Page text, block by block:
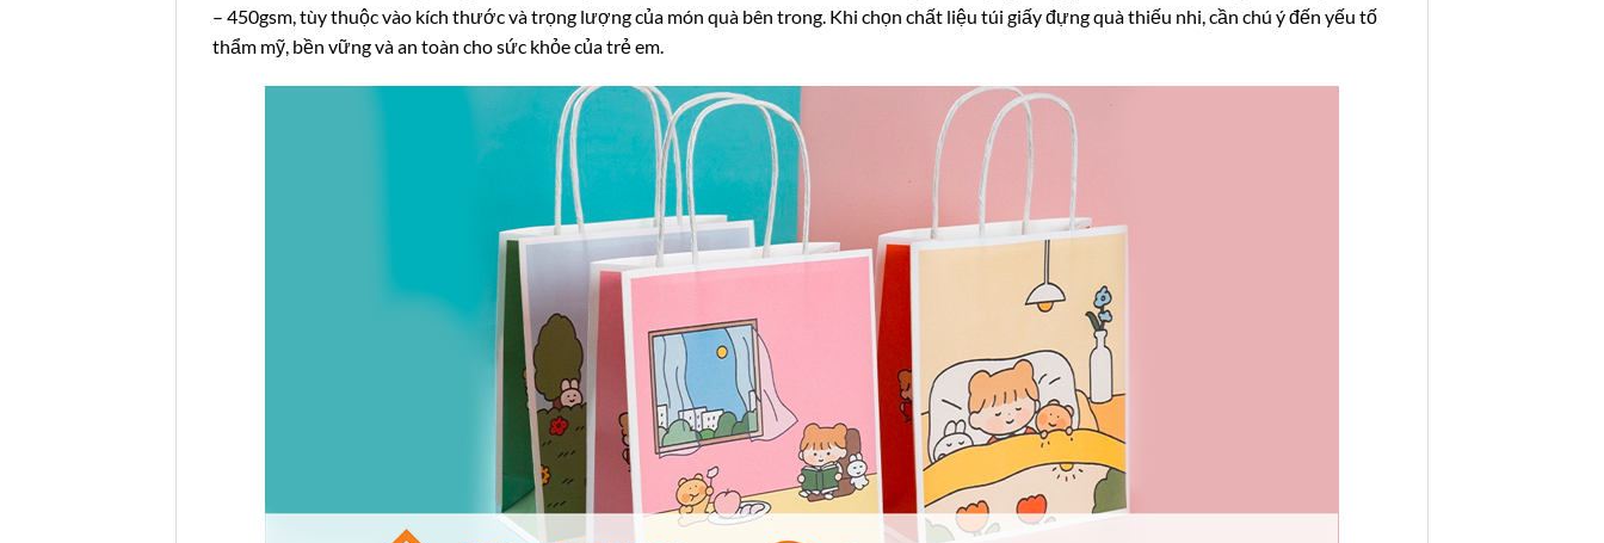
– 450gsm, tùy thuộc vào kích thước và trọng lượng của món quà bên trong. Khi chọn chất liệu túi giấy đựng quà thiếu nhi, cần chú ý đến yếu tố
thẩm mỹ, bền vững và an toàn cho sức khỏe của trẻ em.